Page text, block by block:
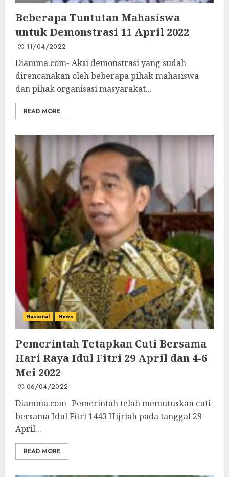
Beberapa Tuntutan Mahasiswa
untuk Demonstrasi 11 April 2022
11/04/2022
Diamma.com- Aksi demonstrasi yang sudah
direncanakan oleh beberapa pihak mahasiswa
dan pihak organisasi masyarakat...
READ MORE
Nasional News
Pemerintah Tetapkan Cuti Bersama
Hari Raya Idul Fitri 29 April dan 4-6
Mei 2022
06/04/2022
Diamma.com- Pemerintah telah memutuskan cuti
bersama Idul Fitri 1443 Hijriah pada tanggal 29
April...
READ MORE